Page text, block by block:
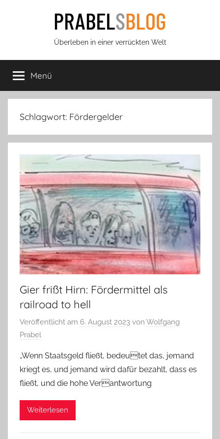
Prabels
Blog
Überleben in einer verrückten Welt
Menü
Schlagwort: Fördergelder
Gier frißt Hirn: Fördermittel als
railroad to hell
Veröffentlicht am 6. August 2023 von Wolfgang
Prabel
„Wenn Staatsgeld fließt, bedeutet das, jemand
kriegt es, und jemand wird dafür bezahlt, dass es
fließt, und die hohe Verantwortung
Weiterlesen